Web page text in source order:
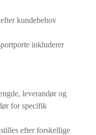
kundebehov
inkluderer
leverandør og
for specifik
efter forskellige